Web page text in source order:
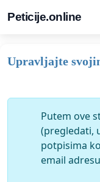
Peticije.online
Upravljajte
Putem ove
(pregledati,
potpisima
email